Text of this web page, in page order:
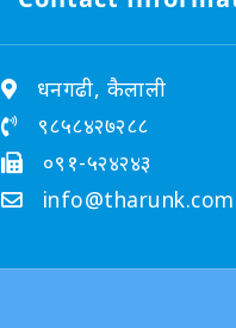
धनगढी, कैलाली
९८५८४२७२८८
०९१-५२४२४३
info@tharunk.com